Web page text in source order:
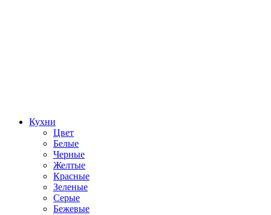
Кухни
Цвет
Белые
Черные
Желтые
Красные
Зеленые
Серые
Бежевые